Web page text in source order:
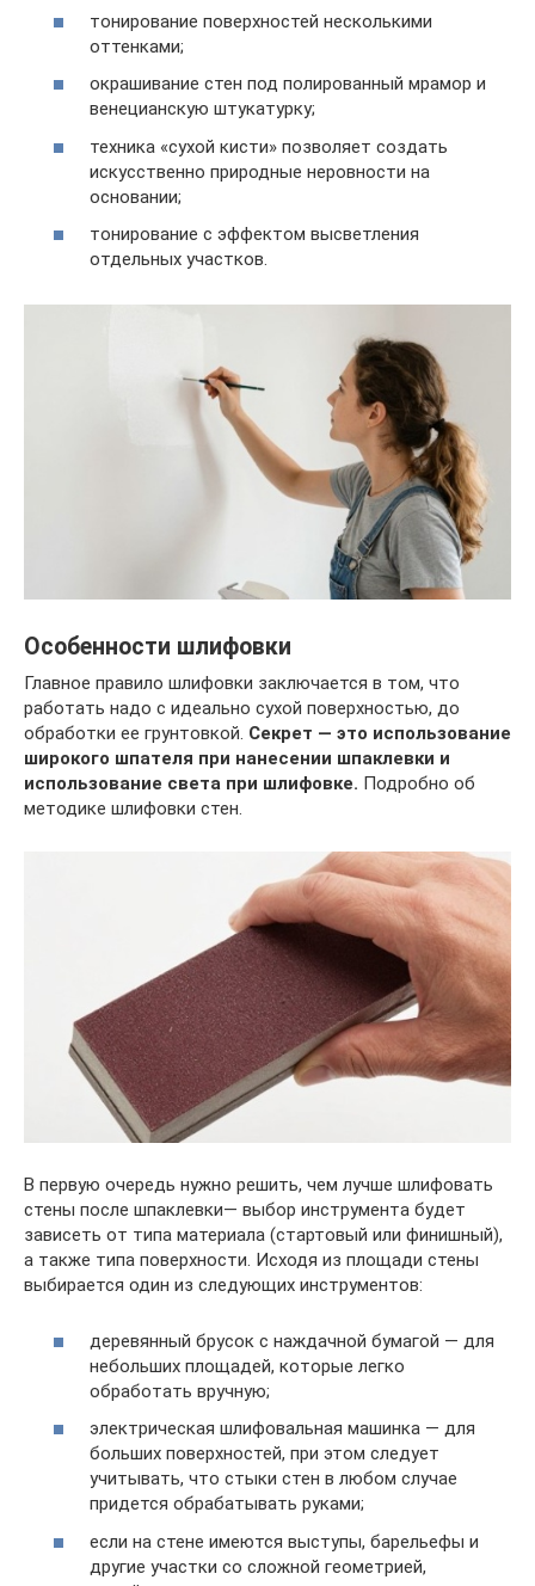
тонирование поверхностей несколькими
оттенками;
окрашивание стен под полированный мрамор и
венецианскую штукатурку;
техника «сухой кисти» позволяет создать
искусственно природные неровности на
основании;
тонирование с эффектом высветления
отдельных участков.
Особенности шлифовки
Главное правило шлифовки заключается в том, что
работать надо с идеально сухой поверхностью, до
обработки ее грунтовкой. Секрет — это использование
широкого шпателя при нанесении шпаклевки и
использование света при шлифовке. Подробно об
методике шлифовки стен.
В первую очередь нужно решить, чем лучше шлифовать
стены после шпаклевки— выбор инструмента будет
зависеть от типа материала (стартовый или финишный),
а также типа поверхности. Исходя из площади стены
выбирается один из следующих инструментов:
деревянный брусок с наждачной бумагой — для
небольших площадей, которые легко
обработать вручную;
электрическая шлифовальная машинка — для
больших поверхностей, при этом следует
учитывать, что стыки стен в любом случае
придется обрабатывать руками;
если на стене имеются выступы, барельефы и
другие участки со сложной геометрией,